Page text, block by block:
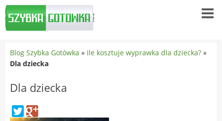
Blog Szybka Gotówka » Ile kosztuje wyprawka dla dziecka?»
Dla dziecka
Dla dziecka